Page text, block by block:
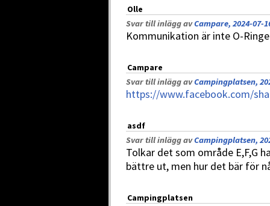
Olle
Svar till inlägg avCampare, 2024-07-
Kommunikation är inte O-
Campare
Svar till inlägg avCampingplatsen,
https://www.facebook.com/
asdf
Svar till inlägg avCampingplatsen,
Tolkar det som område E,F,G
bättre ut, men hur det bär för
Campingplatsen